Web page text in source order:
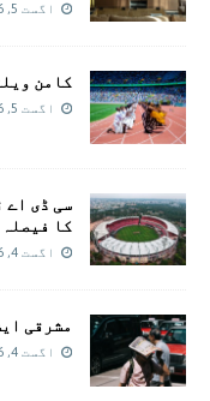
اگست 5, 2026
کامن
اگست 5, 2026
سی ڈی اے
کا
اگست 4, 2026
مشرقی
اگست 4, 2026